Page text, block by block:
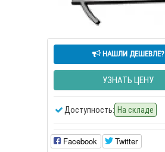
НАШЛИ ДЕШЕВЛЕ?
УЗНАТЬ ЦЕНУ
Доступность: На складе
Facebook Twitter